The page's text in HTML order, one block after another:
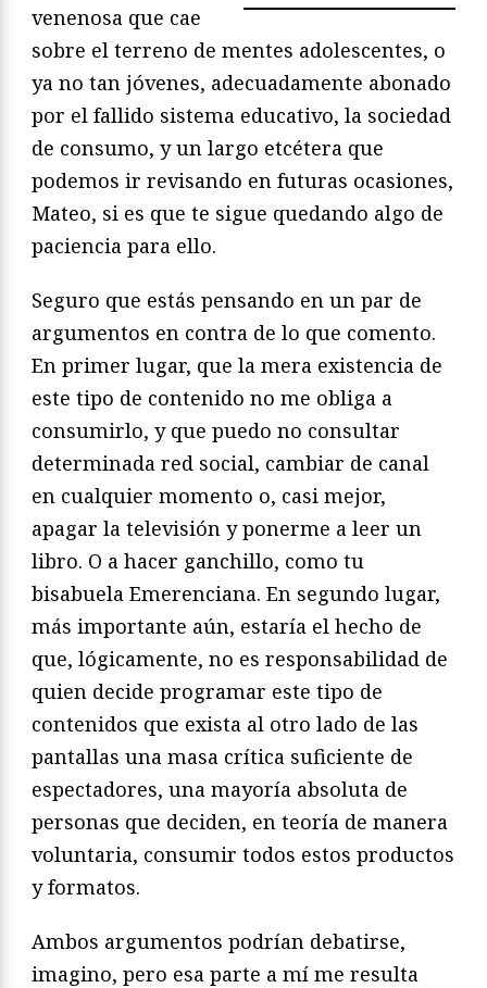
venenosa que cae
sobre el terreno de mentes adolescentes, o
ya no tan jóvenes, adecuadamente abonado
por el fallido sistema educativo, la sociedad
de consumo, y un largo etcétera que
podemos ir revisando en futuras ocasiones,
Mateo, si es que te sigue quedando algo de
paciencia para ello.
Seguro que estás pensando en un par de
argumentos en contra de lo que comento.
En primer lugar, que la mera existencia de
este tipo de contenido no me obliga a
consumirlo, y que puedo no consultar
determinada red social, cambiar de canal
en cualquier momento o, casi mejor,
apagar la televisión y ponerme a leer un
libro. O a hacer ganchillo, como tu
bisabuela Emerenciana. En segundo lugar,
más importante aún, estaría el hecho de
que, lógicamente, no es responsabilidad de
quien decide programar este tipo de
contenidos que exista al otro lado de las
pantallas una masa crítica suficiente de
espectadores, una mayoría absoluta de
personas que deciden, en teoría de manera
voluntaria, consumir todos estos productos
y formatos.
Ambos argumentos podrían debatirse,
imagino, pero esa parte a mí me resulta